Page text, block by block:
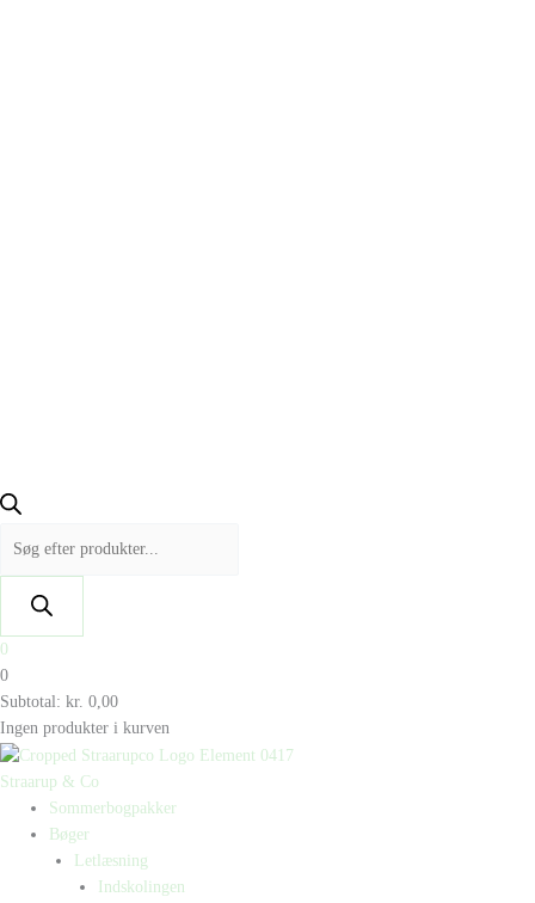
0
0
Subtotal: kr. 0,00
Ingen produkter i kurven
Straarup & Co
Sommerbogpakker
Bøger
Letlæsning
Indskolingen